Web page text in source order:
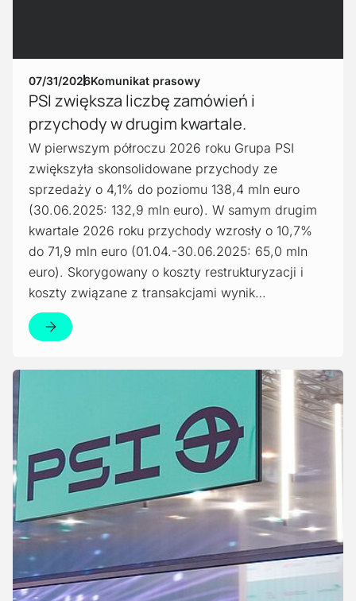
07/31/2026Komunikat prasowy
PSI zwiększa liczbę zamówień i
przychody w drugim kwartale.
W pierwszym półroczu 2026 roku Grupa PSI
zwiększyła skonsolidowane przychody ze
sprzedaży o 4,1% do poziomu 138,4 mln euro
(30.06.2025: 132,9 mln euro). W samym drugim
kwartale 2026 roku przychody wzrosły o 10,7%
do 71,9 mln euro (01.04.-30.06.2025: 65,0 mln
euro). Skorygowany o koszty restrukturyzacji i
koszty związane z transakcjami wynik…